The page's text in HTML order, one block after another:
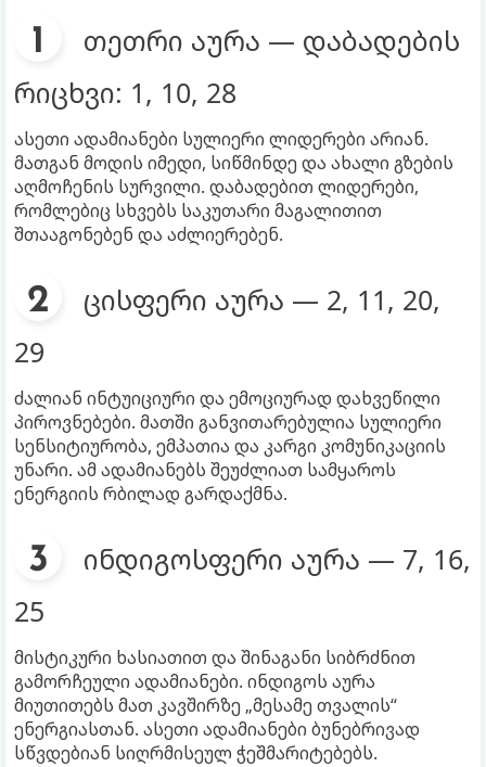
თეთრი აურა — დაბადების
რიცხვი: 1, 10, 28
ასეთი ადამიანები სულიერი ლიდერები არიან.
მათგან მოდის იმედი, სიწმინდე და ახალი გზების
აღმოჩენის სურვილი. დაბადებით ლიდერები,
რომლებიც სხვებს საკუთარი მაგალითით
შთააგონებენ და აძლიერებენ.
ცისფერი აურა — 2, 11, 20,
29
ძალიან ინტუიციური და ემოციურად დახვეწილი
პიროვნებები. მათში განვითარებულია სულიერი
სენსიტიურობა, ემპათია და კარგი კომუნიკაციის
უნარი. ამ ადამიანებს შეუძლიათ სამყაროს
ენერგიის რბილად გარდაქმნა.
ინდიგოსფერი აურა — 7, 16,
25
მისტიკური ხასიათით და შინაგანი სიბრძნით
გამორჩეული ადამიანები. ინდიგოს აურა
მიუთითებს მათ კავშირზე „მესამე თვალის“
ენერგიასთან. ასეთი ადამიანები ბუნებრივად
სწვდებიან სიღრმისეულ ჭეშმარიტებებს.